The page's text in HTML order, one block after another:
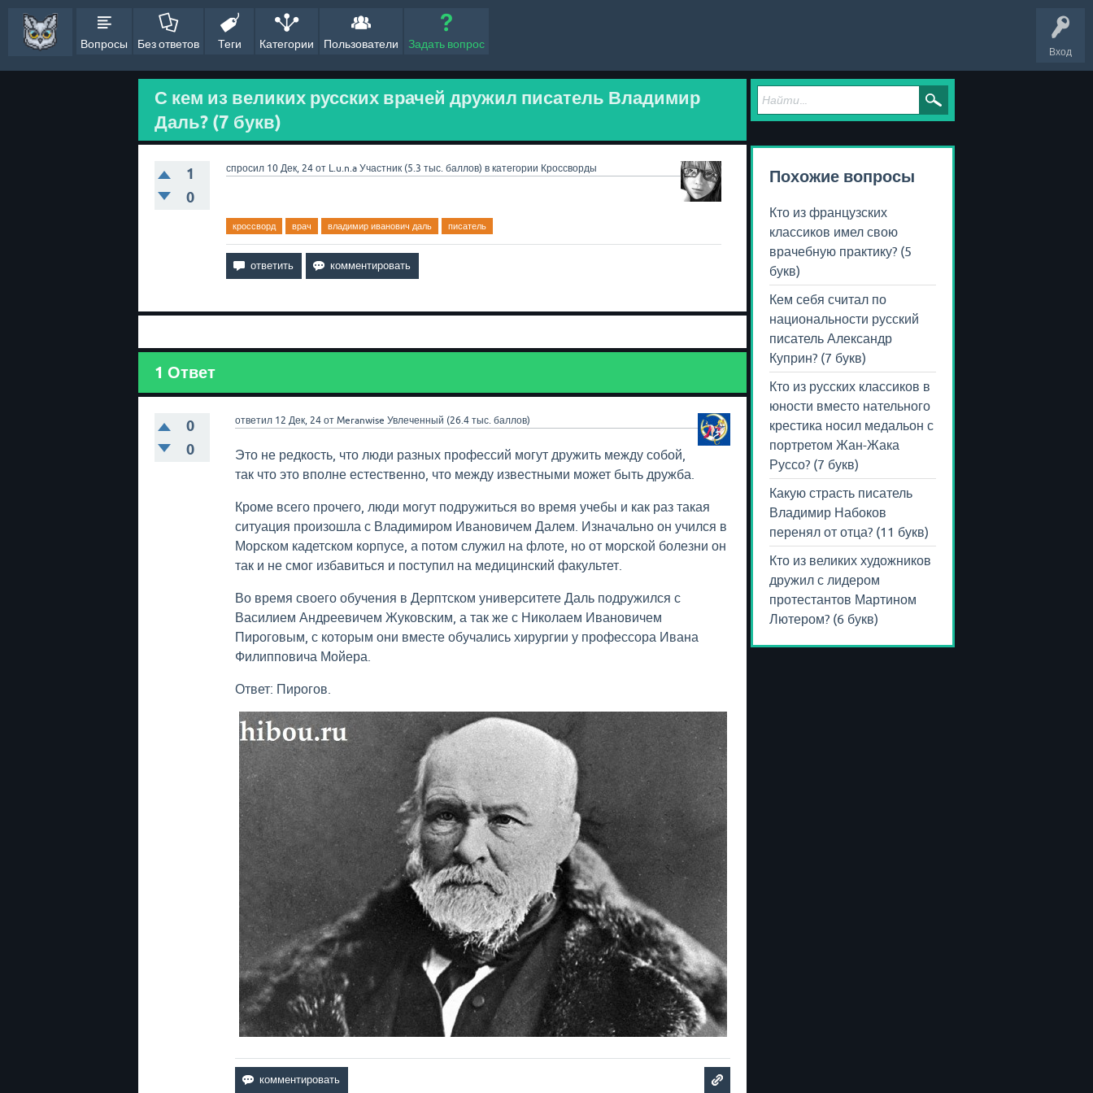
Вход
Вопросы Без ответов Теги Категории Пользователи Задать вопрос
С кем из великих русских врачей дружил писатель Владимир
Даль? (7 букв)
1
0
спросил 10 Дек, 24 от L.u.n.a Участник (5.3 тыс. баллов) в категории Кроссворды
кроссворд врач владимир иванович даль писатель
1 Ответ
0
0
ответил 12 Дек, 24 отMeranwise Увлеченный (26.4 тыс. баллов)
Это не редкость, что люди разных профессий могут дружить между собой,
так что это вполне естественно, что между известными может быть дружба.
Кроме всего прочего, люди могут подружиться во время учебы и как раз такая
ситуация произошла с Владимиром Ивановичем Далем. Изначально он учился в
Морском кадетском корпусе, а потом служил на флоте, но от морской болезни он
так и не смог избавиться и поступил на медицинский факультет.
Во время своего обучения в Дерптском университете Даль подружился с
Василием Андреевичем Жуковским, а так же с Николаем Ивановичем
Пироговым, с которым они вместе обучались хирургии у профессора Ивана
Филипповича Мойера.
Ответ: Пирогов.
Похожие вопросы
Кто из французских
классиков имел свою
врачебную практику? (5
букв)
Кем себя считал по
национальности русский
писатель Александр
Куприн? (7 букв)
Кто из русских классиков в
юности вместо нательного
крестика носил медальон с
портретом Жан-Жака
Руссо? (7 букв)
Какую страсть писатель
Владимир Набоков
перенял от отца? (11 букв)
Кто из великих художников
дружил с лидером
протестантов Мартином
Лютером? (6 букв)